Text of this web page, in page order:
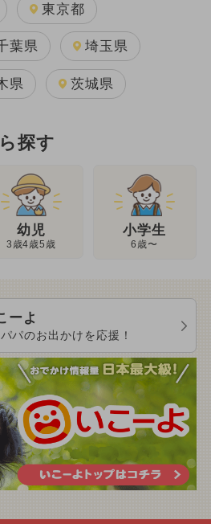
東京都
葉県 埼玉県
県 茨城県
探す
幼児
3歳4歳5歳
小学生
6歳〜
ーよ
パのお出かけを応援！